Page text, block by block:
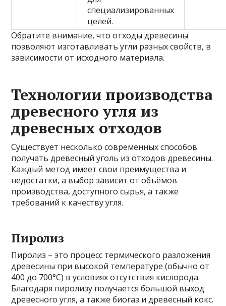
специализированных
целей.
Обратите внимание, что отходы древесины
позволяют изготавливать угли разных свойств, в
зависимости от исходного материала.
Технологии производства
древесного угля из
древесных отходов
Существует несколько современных способов
получать древесный уголь из отходов древесины.
Каждый метод имеет свои преимущества и
недостатки, а выбор зависит от объёмов
производства, доступного сырья, а также
требований к качеству угля.
Пиролиз
Пиролиз – это процесс термического разложения
древесины при высокой температуре (обычно от
400 до 700°C) в условиях отсутствия кислорода.
Благодаря пиролизу получается большой выход
древесного угля, а также биогаз и древесный кокс.